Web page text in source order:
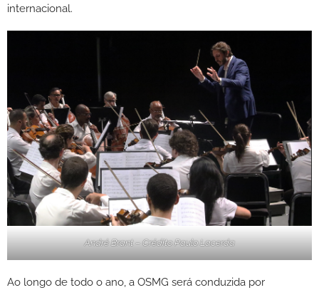
internacional.
André Brant – Crédito Paulo Lacerda
Ao longo de todo o ano, a OSMG será conduzida por